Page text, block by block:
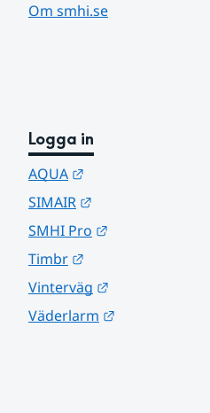
Om smhi.se
Logga in
AQUA
SIMAIR
SMHI Pro
Timbr
Vinterväg
Väderlarm